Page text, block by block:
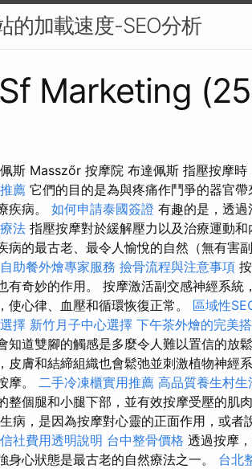
的加載速度-SEO分析
Marketing
斯 Masszőr 按摩院 布達佩斯 指壓按摩
薦 它們的目的是為與疼痛作鬥爭的器官
疾病。 如何申請泰國簽證 有趣的是，透
法 指壓按摩對於緩解壓力以及治療運動和
病的最古老、最令人愉悅的自然（無有害
自助餐外燴專家服務 撿骨流程與注意事項
有奇妙的作用。 按摩激活副交感神經系統
使心律、血壓和循環恢復正常。 區域性
擇 新竹月子中心選擇 下午茶外燴的完美
知道雙腳的觸感是多麼令人難以置信的放鬆
皮膚和結締組織也會鬆弛並刺激植物神經
摩。 二手冷凍櫃實用推薦 高品質養生村生
整個腿和小腿下部，並有效按摩受壓的肌肉
病，是因為按摩對心靈的正面作用，或者
社費用透明說明 台中整骨價格 透過按摩
身心狀態是最古老的自然療法之一。 台北